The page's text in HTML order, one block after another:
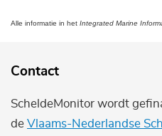
Alle informatie in het Integrated Marine
Contact
ScheldeMonitor wordt
de Vlaams-Nederlandse